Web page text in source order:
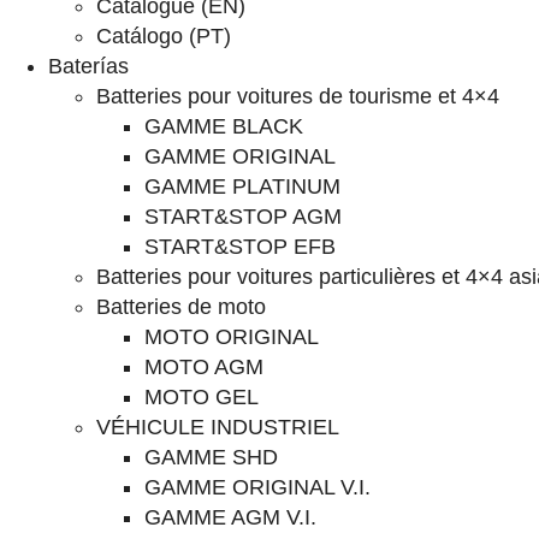
Catalogue (EN)
Catálogo (PT)
Baterías
Batteries pour voitures de tourisme et 4×4
GAMME BLACK
GAMME ORIGINAL
GAMME PLATINUM
START&STOP AGM
START&STOP EFB
Batteries pour voitures particulières et 4×4
Batteries de moto
MOTO ORIGINAL
MOTO AGM
MOTO GEL
VÉHICULE INDUSTRIEL
GAMME SHD
GAMME ORIGINAL V.I.
GAMME AGM V.I.